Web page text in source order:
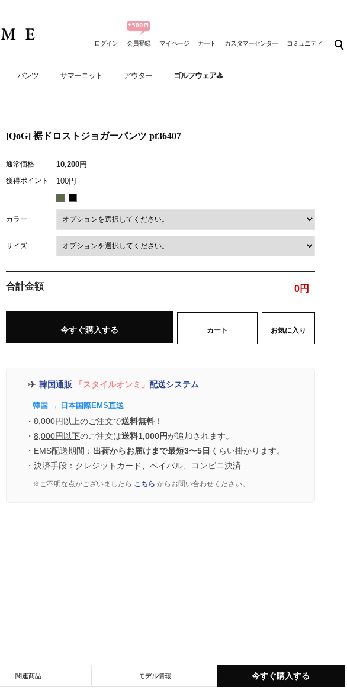
ログイン 会員登録 マイページ カート カスタマーセンター コミュニティ
パンツ サマーニット アウター ゴルフウェア⛳
[QoG] 裾ドロストジョガーパンツ pt36407
通常価格 10,200円
獲得ポイント 100円
カラー
サイズ
合計金額 0円
今すぐ購入する カート お気に入り
✈️ 韓国通販 「スタイルオンミ」 配送システム
韓国 → 日本国際EMS直送
・ 8,000円以上のご注文で送料無料 ！
・ 8,000円以下のご注文は送料1,000円が追加されます。
・EMS配送期間： 出荷からお届けまで最短3〜5日 くらい掛かります。
・決済手段：クレジットカード、ペイパル、コンビニ決済
※ご不明な点がございましたら こちら からお問い合わせください。
関連商品 モデル情報 今すぐ購入する